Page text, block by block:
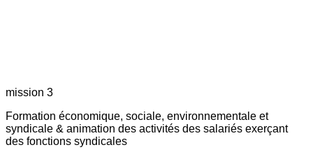
mission 3
Formation économique, sociale, environnementale et
syndicale & animation des activités des salariés exerçant
des fonctions syndicales